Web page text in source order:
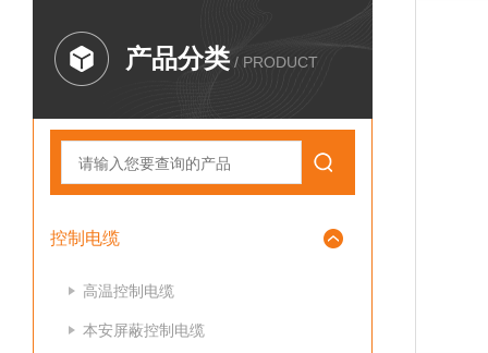
产品分类 / PRODUCT
控制电缆
高温控制电缆
本安屏蔽控制电缆